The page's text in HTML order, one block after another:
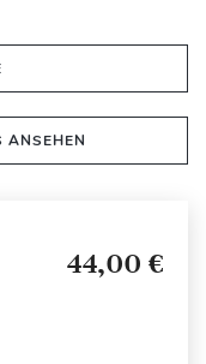
ANSEHEN
44,00 €